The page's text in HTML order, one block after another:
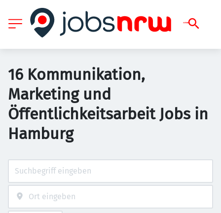
16 Kommunikation,
Marketing und
Öffentlichkeitsarbeit Jobs in
Hamburg